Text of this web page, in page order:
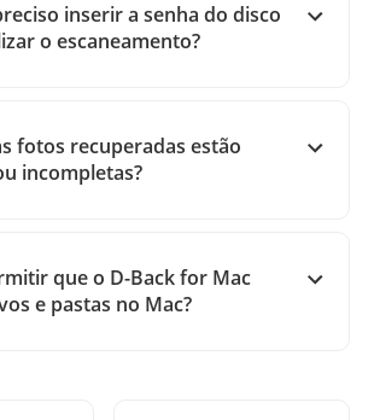
inserir a senha do disco
o escaneamento?
fotos recuperadas estão
incompletas?
que o D-Back for Mac
e pastas no Mac?